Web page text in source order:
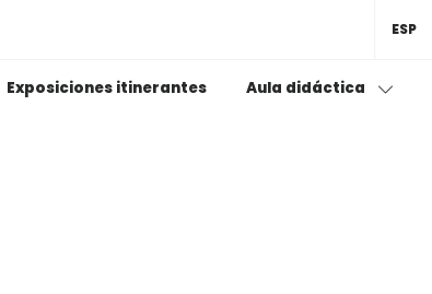
Exposiciones itinerantes Aula didáctica
ESP